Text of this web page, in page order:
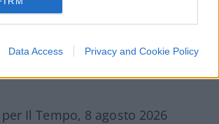
Data Access Privacy and Cookie Policy
Il Tempo, 8 agosto 2026